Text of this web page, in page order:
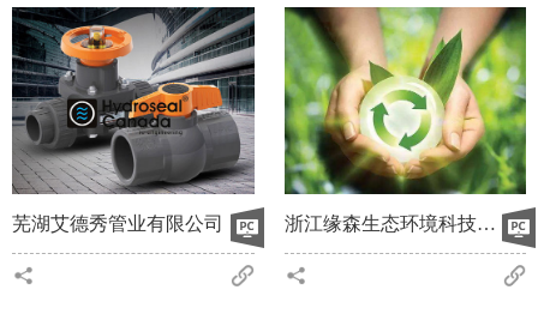
芜湖艾德秀管业有限公司 浙江缘森生态环境科技有限公司